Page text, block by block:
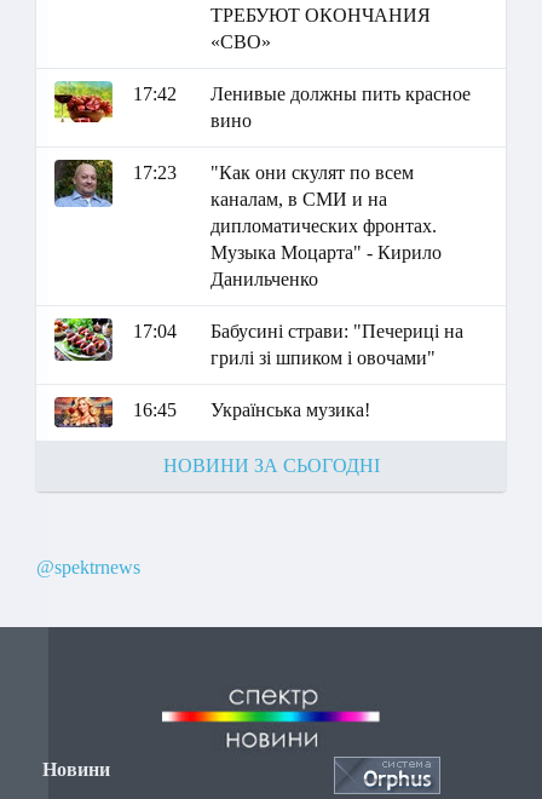
ТРЕБУЮТ ОКОНЧАНИЯ
«СВО»
17:42
Ленивые должны пить красное
вино
17:23
"Как они скулят по всем
каналам, в СМИ и на
дипломатических фронтах.
Музыка Моцарта" - Кирило
Данильченко
17:04
Бабусині страви: "Печериці на
грилі зі шпиком і овочами"
16:45 Українська музика!
НОВИНИ ЗА СЬОГОДНІ
@spektrnews
Новини